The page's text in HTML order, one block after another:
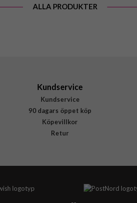
ALLA PRODUKTER
Kundservice
Kundservice
90 dagars öppet köp
Köpevillkor
Retur